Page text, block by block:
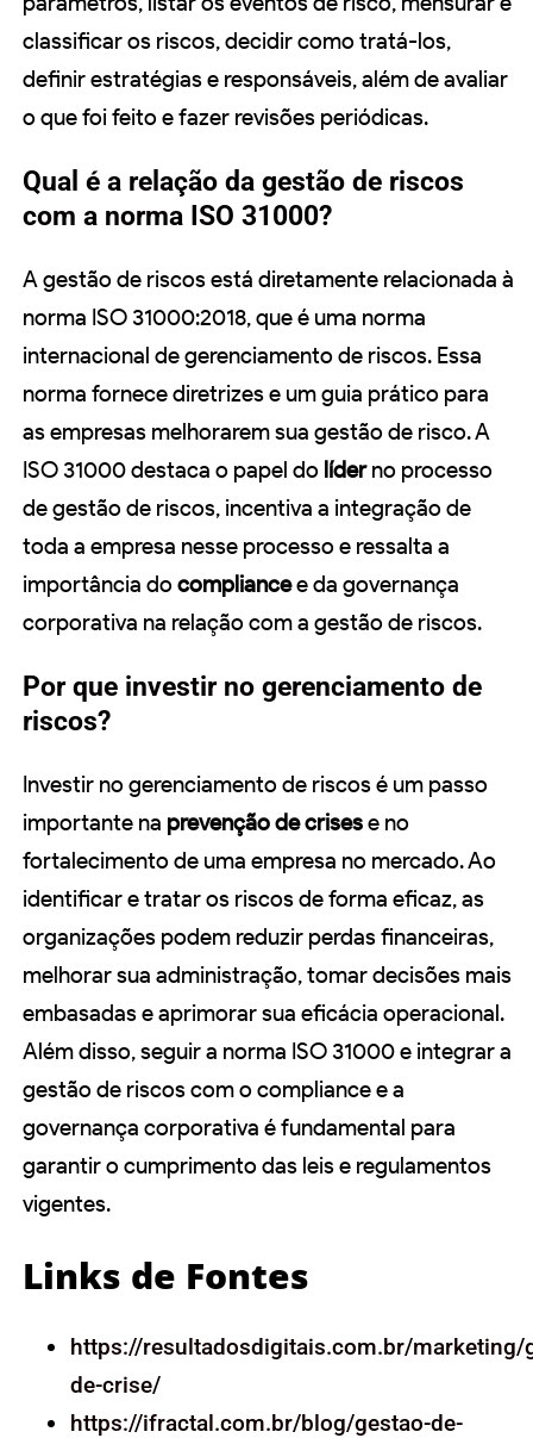
classificar os riscos, decidir como tratá-los,
definir estratégias e responsáveis, além de avaliar
o que foi feito e fazer revisões periódicas.
Qual é a relação da gestão de riscos
com a norma ISO 31000?
A gestão de riscos está diretamente relacionada à
norma ISO 31000:2018, que é uma norma
internacional de gerenciamento de riscos. Essa
norma fornece diretrizes e um guia prático para
as empresas melhorarem sua gestão de risco. A
ISO 31000 destaca o papel do líderno processo
de gestão de riscos, incentiva a integração de
toda a empresa nesse processo e ressalta a
importância do compliancee da governança
corporativa na relação com a gestão de riscos.
Por que investir no gerenciamento de
riscos?
Investir no gerenciamento de riscos é um passo
importante na prevenção de crisese no
fortalecimento de uma empresa no mercado. Ao
identificar e tratar os riscos de forma eficaz, as
organizações podem reduzir perdas financeiras,
melhorar sua administração, tomar decisões mais
embasadas e aprimorar sua eficácia operacional.
Além disso, seguir a norma ISO 31000 e integrar a
gestão de riscos com o compliance e a
governança corporativa é fundamental para
garantir o cumprimento das leis e regulamentos
vigentes.
Links de Fontes
https://resultadosdigitais.com.br/marketing/
de-crise/
https://ifractal.com.br/blog/gestao-de-